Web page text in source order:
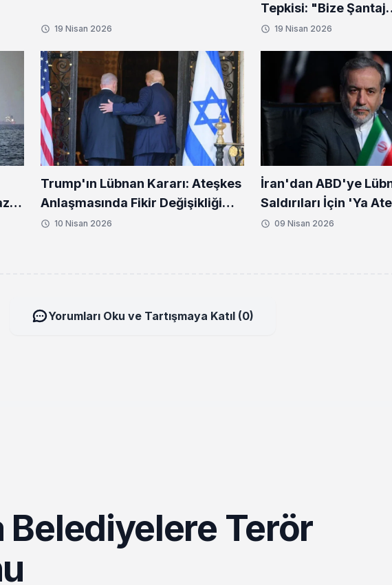
19 Nisan 2026
Tepkisi: "Bize Şantaj
Yapamazlar"
19 Nisan 2026
Trump'ın Lübnan Kararı: Ateşkes
Anlaşmasında Fikir Değişikliği
İddiası
10 Nisan 2026
İran'dan ABD'ye
Saldırıları İçin 'Ya
Savaş' Çağrısı
09 Nisan 2026
Yorumları Oku ve Tartışmaya Katıl (0)
Belediyelere Terör